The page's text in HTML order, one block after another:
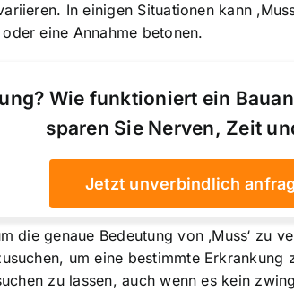
In einigen Situationen kann
eine Annahme betonen.
Wie funktioniert ein
sparen Sie Nerven, Zeit
Jetzt unverbindlich
genaue Bedeutung von ‚Muss‘ zu
um eine bestimmte
zu lassen, auch wenn es kein